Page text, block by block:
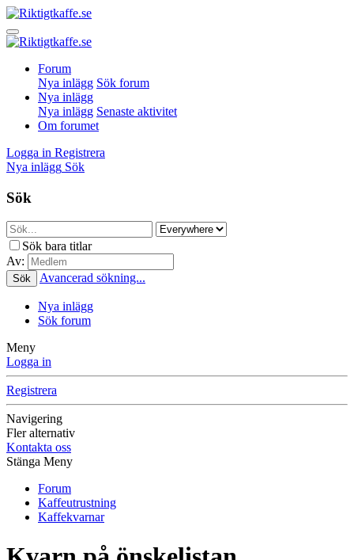
Forum
Nya inlägg Sök forum
Nya inlägg
Nya inlägg Senaste aktivitet
Om forumet
Logga in Registrera
Nya inlägg Sök
Sök
Sök bara titlar
Av:
Sök Avancerad sökning...
Nya inlägg
Sök forum
Meny
Logga in
Registrera
Navigering
Fler alternativ
Kontakta oss
Stänga Meny
Forum
Kaffeutrustning
Kaffekvarnar